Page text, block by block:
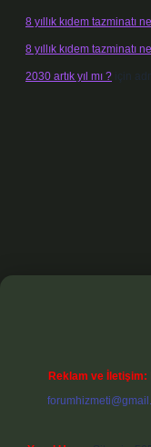
8 yıllık kıdem tazminatı
8 yıllık kıdem tazminatı
2030 artık yıl mı ? için
Reklam ve İletişim: